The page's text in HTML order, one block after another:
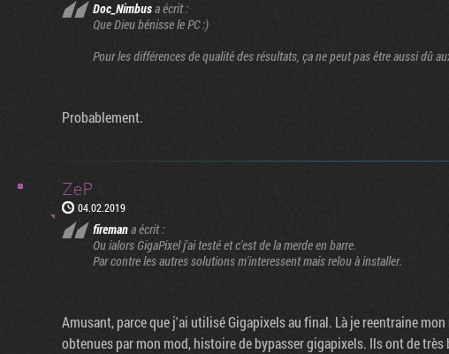
Doc_Nimbusa écrit :
Que Dieu bénisse le PC :)
Pour les différences de qualité des résultats, ça ne peut pas être aussi dû
Probablement.
ZeP
04.02.2019
firemana écrit :
Ou ialors GigaPixel j'ai testé et c'est de la merde en barre.
Par contre les autres solutions m'interessent mais relou à installer.
Amusant, parce que j'ai utilisé Gigapixels au final. Là je reentraine
obtenues par mon mod, histoire de bypasser gigapixels. Ils ont de